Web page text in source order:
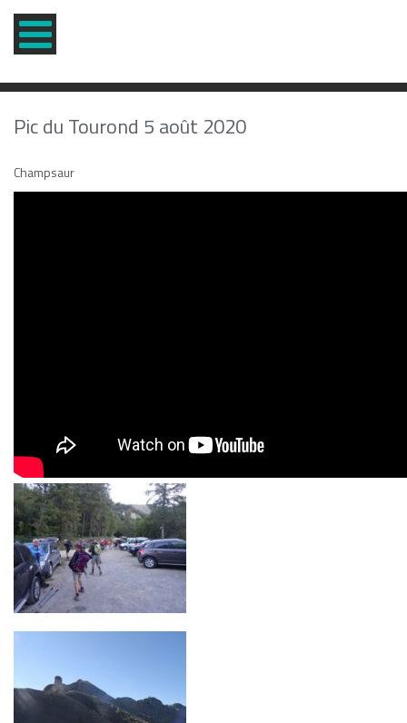
Pic du Tourond 5 août 2020
Champsaur